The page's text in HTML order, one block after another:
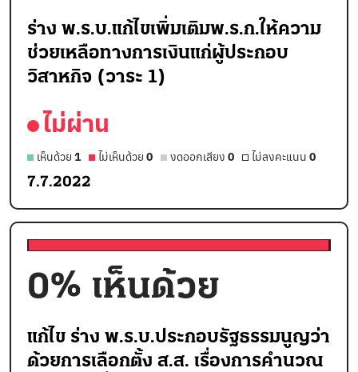
ร่าง พ.ร.บ.แก้ไขเพิ่มเติมพ.ร.ก.ให้ความ
ช่วยเหลือทางการเงินแก่ผู้ประกอบ
วิสาหกิจ (วาระ 1)
ไม่ผ่าน
เห็นด้วย 1 ไม่เห็นด้วย 0 งดออกเสียง 0 ไม่ลงคะแนน 0
7.7.2022
0% เห็นด้วย
แก้ไข ร่าง พ.ร.บ.ประกอบรัฐธรรมนูญว่า
ด้วยการเลือกตั้ง ส.ส. เรื่องการคำนวณ